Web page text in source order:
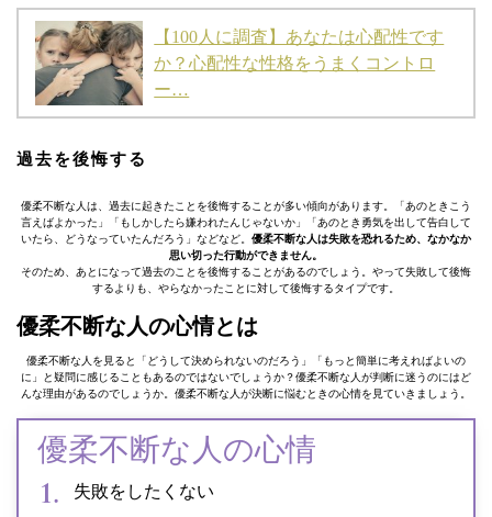
【100人に調査】あなたは心配性です
か？心配性な性格をうまくコントロ
ー…
過去を後悔する
優柔不断な人は、過去に起きたことを後悔することが多い傾向があります。「あのときこう
言えばよかった」「もしかしたら嫌われたんじゃないか」「あのとき勇気を出して告白して
いたら、どうなっていたんだろう」などなど。 優柔不断な人は失敗を恐れるため、なかなか
思い切った行動ができません。
そのため、あとになって過去のことを後悔することがあるのでしょう。やって失敗して後悔
するよりも、やらなかったことに対して後悔するタイプです。
優柔不断な人の心情とは
優柔不断な人を見ると「どうして決められないのだろう」「もっと簡単に考えればよいの
に」と疑問に感じることもあるのではないでしょうか？優柔不断な人が判断に迷うのにはど
んな理由があるのでしょうか。優柔不断な人が決断に悩むときの心情を見ていきましょう。
優柔不断な人の心情
失敗をしたくない